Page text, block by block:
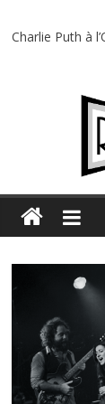
Charlie Puth à
Festival
Hellfest 2026
Hellfest 2026
Première